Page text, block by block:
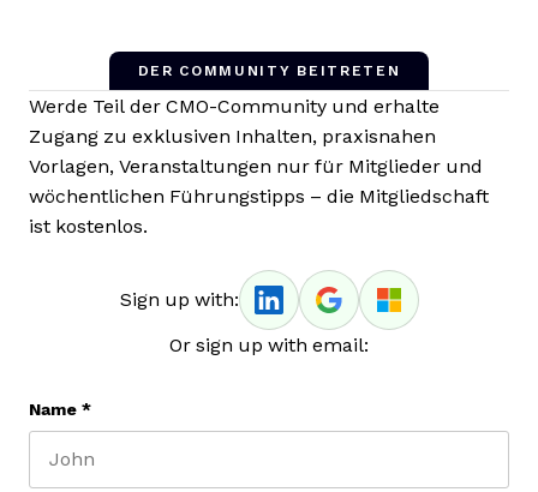
DER COMMUNITY BEITRETEN
Werde Teil der CMO-Community und erhalte
Zugang zu exklusiven Inhalten, praxisnahen
Vorlagen, Veranstaltungen nur für Mitglieder und
wöchentlichen Führungstipps – die Mitgliedschaft
ist kostenlos.
Sign up with:
Or sign up with email:
Name *